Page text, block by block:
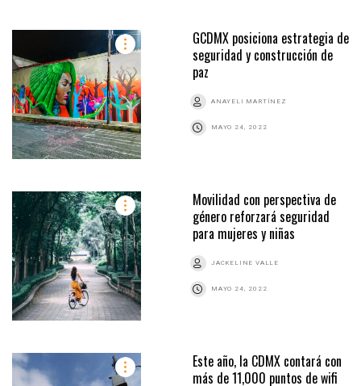
GCDMX posiciona estrategia de
seguridad y construcción de
paz
ANAYELI MARTÍNEZ
MAYO 24, 2022
Movilidad con perspectiva de
género reforzará seguridad
para mujeres y niñas
JACKELINE VALLE
MAYO 24, 2022
Este año, la CDMX contará con
más de 11,000 puntos de wifi